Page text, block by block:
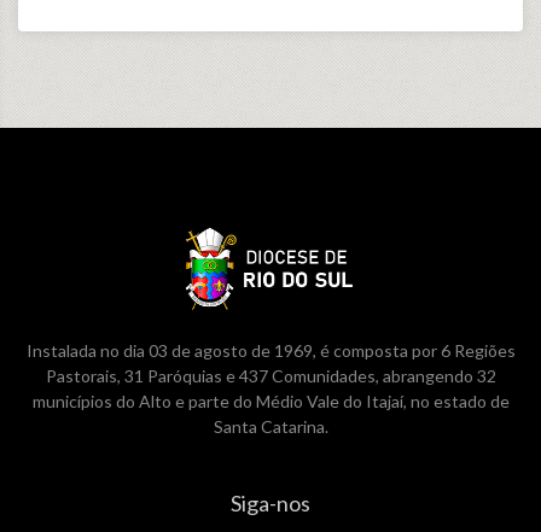
Instalada no dia 03 de agosto de 1969, é composta por 6 Regiões
Pastorais, 31 Paróquias e 437 Comunidades, abrangendo 32
municípios do Alto e parte do Médio Vale do Itajaí, no estado de
Santa Catarina.
Siga-nos